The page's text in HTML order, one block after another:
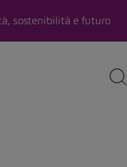
sostenibilità e futuro